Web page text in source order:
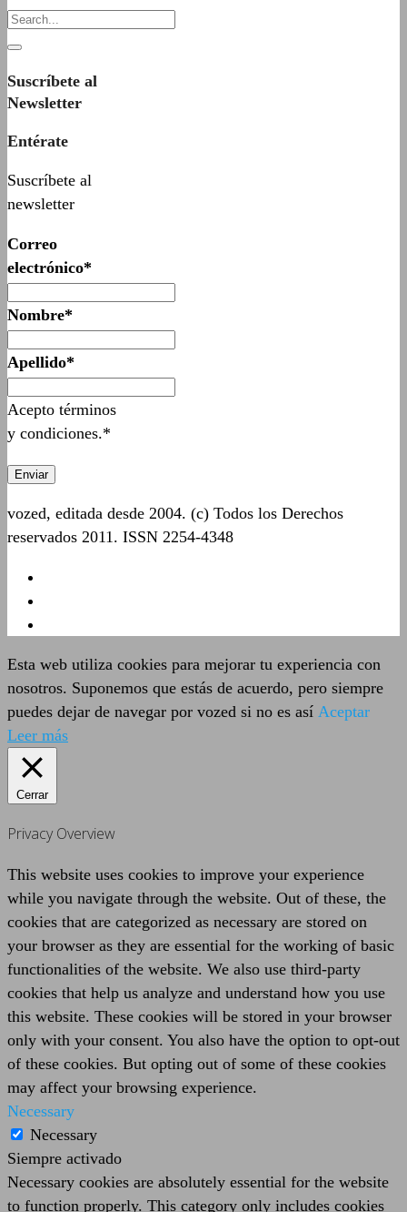
Suscríbete al
Newsletter
Entérate
Suscríbete al
newsletter
Correo
electrónico*
Nombre*
Apellido*
Acepto términos
y condiciones.*
vozed, editada desde 2004. (c) Todos los Derechos
reservados 2011. ISSN 2254-4348
Esta web utiliza cookies para mejorar tu experiencia con
nosotros. Suponemos que estás de acuerdo, pero siempre
puedes dejar de navegar por vozed si no es así Aceptar
Leer más
Cerrar
Privacy Overview
This website uses cookies to improve your experience
while you navigate through the website. Out of these, the
cookies that are categorized as necessary are stored on
your browser as they are essential for the working of basic
functionalities of the website. We also use third-party
cookies that help us analyze and understand how you use
this website. These cookies will be stored in your browser
only with your consent. You also have the option to opt-out
of these cookies. But opting out of some of these cookies
may affect your browsing experience.
Necessary
Necessary
Siempre activado
Necessary cookies are absolutely essential for the website
to function properly. This category only includes cookies